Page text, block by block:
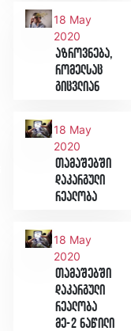
18 May
2020
აზროვნება,
რომელსაც
გიცვლიან
18 May
2020
თამაშებში
დაკარგული
რეალობა
18 May
2020
თამაშებში
დაკარგული
რეალობა
მე-2 ნაწილი